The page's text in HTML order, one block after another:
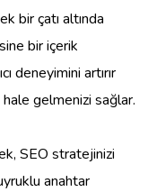
bir çatı altında
bir içerik
deneyimini artırır
gelmenizi sağlar.
SEO stratejinizi
anahtar